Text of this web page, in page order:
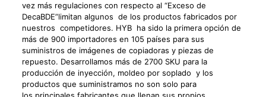
vez más regulaciones con respecto al “Exceso de
DecaBDE”limitan algunos de los productos fabricados por
nuestros competidores. HYB ha sido la primera opción de
más de 900 importadores en 105 países para sus
suministros de imágenes de copiadoras y piezas de
repuesto. Desarrollamos más de 2700 SKU para la
producción de inyección, moldeo por soplado y los
productos que suministramos no son solo para